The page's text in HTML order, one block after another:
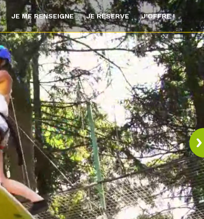
JE ME RENSEIGNE JE RÉSERVE J'OFFRE !